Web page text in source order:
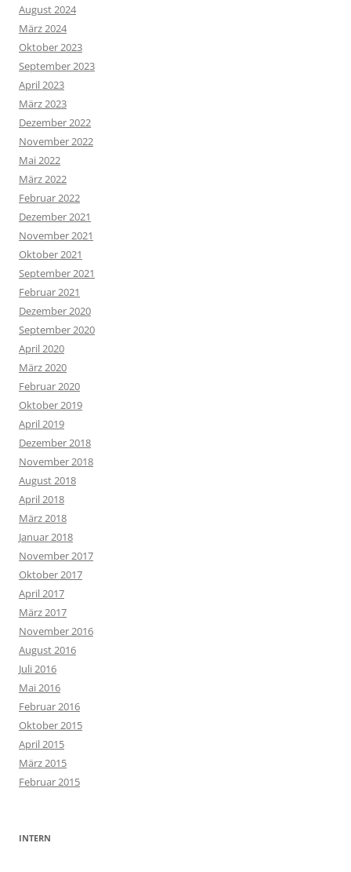
August 2024
März 2024
Oktober 2023
September 2023
April 2023
März 2023
Dezember 2022
November 2022
Mai 2022
März 2022
Februar 2022
Dezember 2021
November 2021
Oktober 2021
September 2021
Februar 2021
Dezember 2020
September 2020
April 2020
März 2020
Februar 2020
Oktober 2019
April 2019
Dezember 2018
November 2018
August 2018
April 2018
März 2018
Januar 2018
November 2017
Oktober 2017
April 2017
März 2017
November 2016
August 2016
Juli 2016
Mai 2016
Februar 2016
Oktober 2015
April 2015
März 2015
Februar 2015
INTERN